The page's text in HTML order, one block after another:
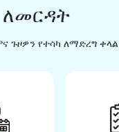
ለመርዳት
ጉዞዎን የተሳካ ለማድረግ